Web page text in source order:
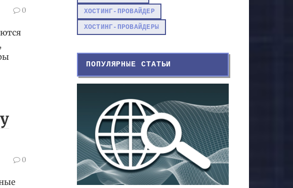
0
0
ХОСТИНГ-ПРОВАЙДЕР
ХОСТИНГ-ПРОВАЙДЕРЫ
ПОПУЛЯРНЫЕ СТАТЬИ